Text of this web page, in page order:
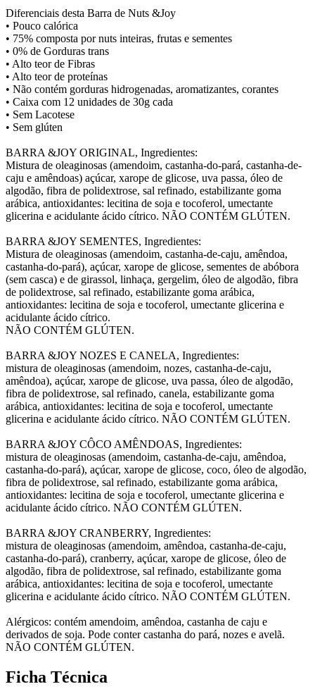
Diferenciais desta Barra de Nuts &Joy
• Pouco calórica
• 75% composta por nuts inteiras, frutas e sementes
• 0% de Gorduras trans
• Alto teor de Fibras
• Alto teor de proteínas
• Não contém gorduras hidrogenadas, aromatizantes, corantes
• Caixa com 12 unidades de 30g cada
• Sem Lacotese
• Sem glúten
BARRA &JOY ORIGINAL, Ingredientes:
Mistura de oleaginosas (amendoim, castanha-do-pará, castanha-de-
caju e amêndoas) açúcar, xarope de glicose, uva passa, óleo de
algodão, fibra de polidextrose, sal refinado, estabilizante goma
arábica, antioxidantes: lecitina de soja e tocoferol, umectante
glicerina e acidulante ácido cítrico. NÃO CONTÉM GLÚTEN.
BARRA &JOY SEMENTES, Ingredientes:
Mistura de oleaginosas (amendoim, castanha-de-caju, amêndoa,
castanha-do-pará), açúcar, xarope de glicose, sementes de abóbora
(sem casca) e de girassol, linhaça, gergelim, óleo de algodão, fibra
de polidextrose, sal refinado, estabilizante goma arábica,
antioxidantes: lecitina de soja e tocoferol, umectante glicerina e
acidulante ácido cítrico.
NÃO CONTÉM GLÚTEN.
BARRA &JOY NOZES E CANELA, Ingredientes:
mistura de oleaginosas (amendoim, nozes, castanha-de-caju,
amêndoa), açúcar, xarope de glicose, uva passa, óleo de algodão,
fibra de polidextrose, sal refinado, canela, estabilizante goma
arábica, antioxidantes: lecitina de soja e tocoferol, umectante
glicerina e acidulante ácido cítrico. NÃO CONTÉM GLÚTEN.
BARRA &JOY CÔCO AMÊNDOAS, Ingredientes:
mistura de oleaginosas (amendoim, castanha-de-caju, amêndoa,
castanha-do-pará), açúcar, xarope de glicose, coco, óleo de algodão,
fibra de polidextrose, sal refinado, estabilizante goma arábica,
antioxidantes: lecitina de soja e tocoferol, umectante glicerina e
acidulante ácido cítrico. NÃO CONTÉM GLÚTEN.
BARRA &JOY CRANBERRY, Ingredientes:
mistura de oleaginosas (amendoim, amêndoa, castanha-de-caju,
castanha-do-pará), cranberry, açúcar, xarope de glicose, óleo de
algodão, fibra de polidextrose, sal refinado, estabilizante goma
arábica, antioxidantes: lecitina de soja e tocoferol, umectante
glicerina e acidulante ácido cítrico. NÃO CONTÉM GLÚTEN.
Alérgicos: contém amendoim, amêndoa, castanha de caju e
derivados de soja. Pode conter castanha do pará, nozes e avelã.
NÃO CONTÉM GLÚTEN.
Ficha Técnica